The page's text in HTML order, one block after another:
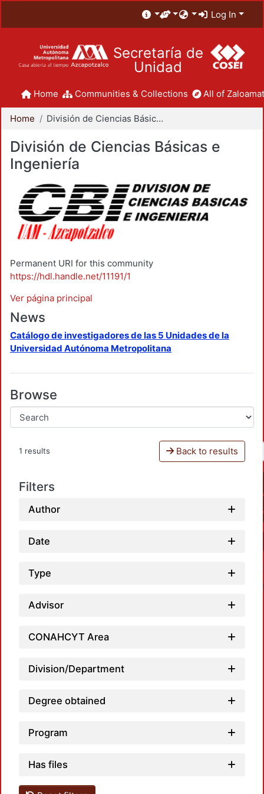
Log In
Secretaría de
Unidad
Home Communities & Collections All of
Home División de Ciencias Básicas e Ingeniería
División de Ciencias Básicas e
Ingeniería
Permanent URI for this community
https://hdl.handle.net/11191/1
Ver página principal
News
Catálogo de investigadores de las 5 Unidades de la
Universidad Autónoma Metropolitana
Browse
1 results Back to results
Filters
Author
Date
Type
Advisor
CONAHCYT Area
Division/Department
Degree obtained
Program
Has files